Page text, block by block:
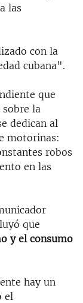
las
con la
cubana".
que
la
dedican al
motorinas:
robos
en las
que
y el consumo
hay un
el